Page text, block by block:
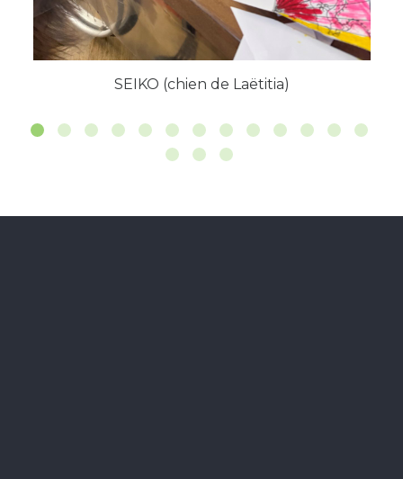
SEIKO (chien de Laëtitia)